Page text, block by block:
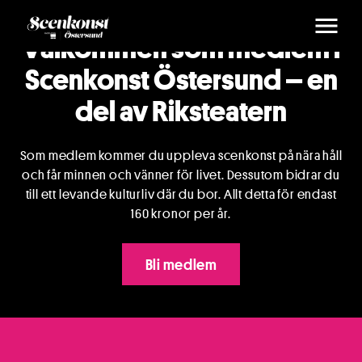
Välkommen som medlem i
Scenkonst Östersund – en
del av Riksteatern
Som medlem kommer du uppleva scenkonst på nära håll
och får minnen och vänner för livet. Dessutom bidrar du
till ett levande kulturliv där du bor. Allt detta för endast
160 kronor per år.
Bli medlem